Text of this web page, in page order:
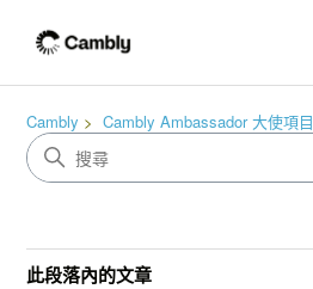
Cambly Cambly Ambassador 大使項目
此段落內的文章